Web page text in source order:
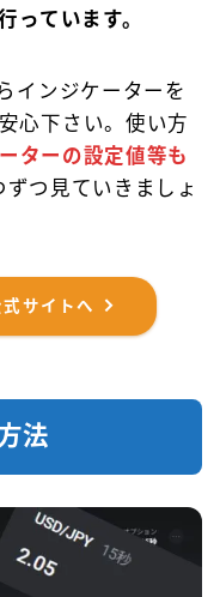
っています。
インジケーターを
心下さい。使い方
ターの設定値等も
ずつ見ていきましょ
サイトへ
法